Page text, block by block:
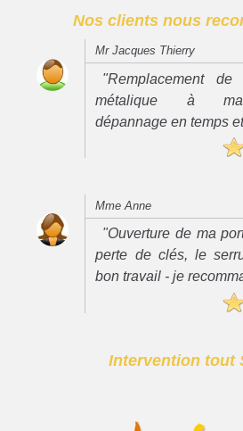
Nos clients nous
Mr Jacques Thierry
"Remplacement de
métalique à ma
dépannage en temps
Mme Anne
"Ouverture de ma
perte de clés, le
bon travail - je
Intervention tout